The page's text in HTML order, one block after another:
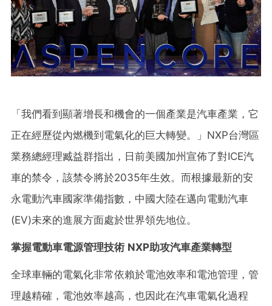
「我們看到顯著增長和機會的一個產業是汽車產業，它
正在經歷從內燃機到電氣化的巨大轉變。」NXP台灣區
業務總經理臧益群指出，日前美國加州宣佈了對ICE汽
車的禁令，該禁令將於2035年生效。而根據最新的安
永電動汽車國家準備指數，中國大陸在邁向電動汽車
(EV)未來的進展方面處於世界領先地位。
掌握電動車電源管理技術 NXP助攻汽車產業轉型
全球車輛的電氣化非常依賴於電池效率和電池管理，管
理越精確，電池效率越高，也因此在汽車電氣化過程